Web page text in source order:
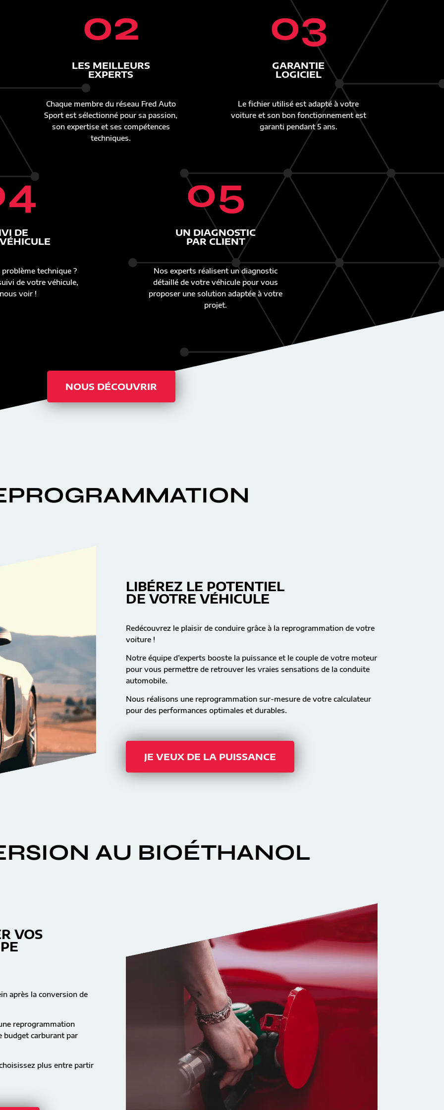
02
LES MEILLEURS
EXPERTS
Chaque membre du réseau Fred Auto
Sport est sélectionné pour sa passion,
son expertise et ses compétences
techniques.
03
GARANTIE
LOGICIEL
Le fichier utilisé est adapté à votre
voiture et son bon fonctionnement est
garanti pendant 5 ans.
DE
technique ?
de votre véhicule,
voir !
05
UN DIAGNOSTIC
PAR CLIENT
Nos experts réalisent un diagnostic
détaillé de votre véhicule pour vous
proposer une solution adaptée à votre
projet.
NOUS DÉCOUVRIR
LIBÉREZ LE POTENTIEL
DE VOTRE VÉHICULE
Redécouvrez le plaisir de conduire grâce à la reprogrammation de votre
voiture !
Notre équipe d’experts booste la puissance et le couple de votre moteur
pour vous permettre de retrouver les vraies sensations de la conduite
automobile.
Nous réalisons une reprogrammation sur-mesure de votre calculateur
pour des performances optimales et durables.
JE VEUX DE LA PUISSANCE
AU BIOÉTHANOL
VOS
après la conversion de
reprogrammation
budget carburant par
plus entre partir